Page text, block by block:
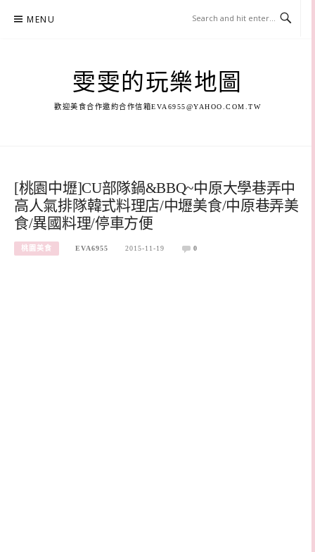
MENU
雯雯的玩樂地圖
歡迎美食合作邀約合作信箱EVA6955@YAHOO.COM.TW
[桃園中壢]CU部隊鍋&BBQ~中原大學巷弄中
高人氣排隊韓式料理店/中壢美食/中原巷弄美
食/異國料理/停車方便
桃園美食 EVA6955 2015-11-19 0